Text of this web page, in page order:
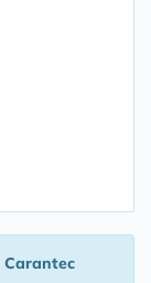
Carantec